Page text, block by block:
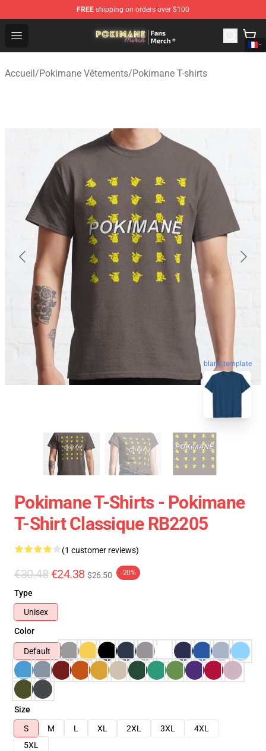
FREE shipping on orders over $100
Open menu
Pokimane Store - Official Pokimane Merchandise Shop
Accueil/Pokimane Vêtements/Pokimane T-shirts
blank template
Pokimane T-Shirts - Pokimane
T-Shirt Classique RB2205
(1 customer reviews)
€30.48 €24.38 $26.50 -20%
Type
Unisex
Color
Default
Size
S
M L XL 2XL 3XL
4XL
5XL